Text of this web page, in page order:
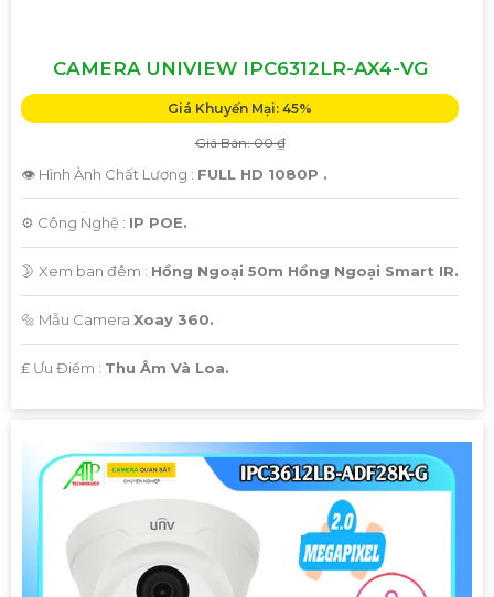
CAMERA UNIVIEW IPC6312LR-AX4-VG
Giá Khuyến Mại: 45%
Giá Bán: 00 ₫
👁 Hình Ành Chất Lượng : FULL HD 1080P .
⚙ Công Nghệ : IP POE.
🌛 Xem ban đêm : Hồng Ngoại 50m Hồng Ngoại Smart IR.
🔩 Mẫu Camera Xoay 360.
️₤ Ưu Điểm : Thu Âm Và Loa.